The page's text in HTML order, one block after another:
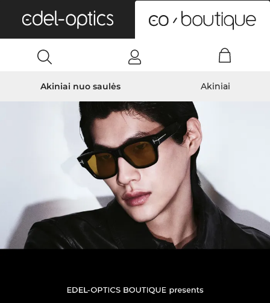
Akiniai nuo saulės Akiniai